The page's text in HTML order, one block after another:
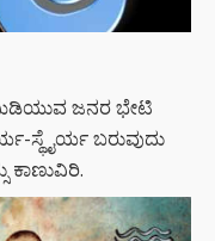
ಜನರ ಭೇಟಿ
ಸ್ಥೈರ್ಯ ಬರುವುದು
ಕಾಣುವಿರಿ.